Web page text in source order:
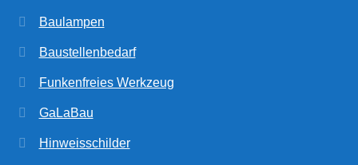
Baulampen
Baustellenbedarf
Funkenfreies Werkzeug
GaLaBau
Hinweisschilder